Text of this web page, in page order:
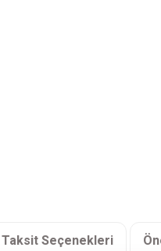
Taksit Seçenekleri